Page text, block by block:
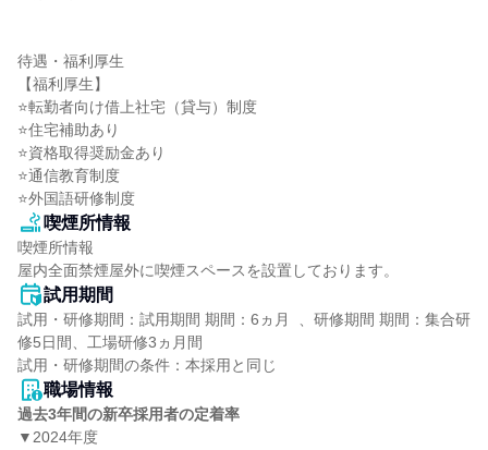
待遇・福利厚生
【福利厚生】
⭐転勤者向け借上社宅（貸与）制度
⭐住宅補助あり
⭐資格取得奨励金あり
⭐通信教育制度
⭐外国語研修制度
喫煙所情報
喫煙所情報
屋内全面禁煙屋外に喫煙スペースを設置しております。
試用期間
試用・研修期間：試用期間 期間：6ヵ月  、研修期間 期間：集合研
修5日間、工場研修3ヵ月間
職場情報
過去3年間の新卒採用者の定着率
▼2024年度